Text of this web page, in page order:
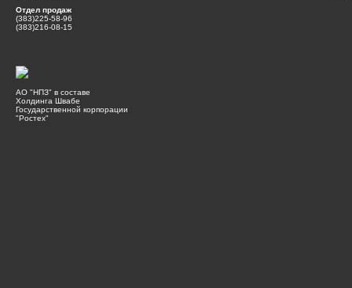
Отдел продаж
(383)225-58-96
(383)216-08-15
АО "НПЗ" в составе
Холдинга Швабе
Государственной корпорации
"Ростех"